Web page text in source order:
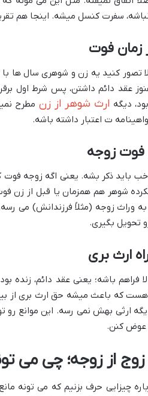
سفرت کنسل میشه. اینجا هم
زمان فوت
تصور کنید یه زن و شوهری سال ها
عقد دائم داشتن، پس شرط اول
دیگه ارث شوهر از زن مطرح
ت اعتبار داشته باشه.
فوت زوجه
باید ذکر بشه. یعنی اگه زوجه فوت
شوهر هم همزمان یا قبل از زن
وراث زوجه (مثلاً فرزندانش) می
تحویل بگیری.
ارث بری
فراهم باشه؛ یعنی عقد دائم، زنده
هست که باعث میشه حق ارث بری از
ارثی بهش نمی رسه. این موانع
عوض کنن.
از زوجه؛ چی می
چیزایی حرف بزنیم که می تونه مانع